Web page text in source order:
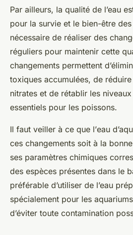
Par ailleurs, la qualité de l’eau
pour la survie et le bien-être
nécessaire de réaliser des
réguliers pour maintenir cette
changements permettent
toxiques accumulées, de
nitrates et de rétablir les
essentiels pour les poissons.
Il faut veiller à ce que l’eau
ces changements soit à la
ses paramètres chimiques
des espèces présentes dans le
préférable d’utiliser de l’eau
spécialement pour les
d’éviter toute contamination